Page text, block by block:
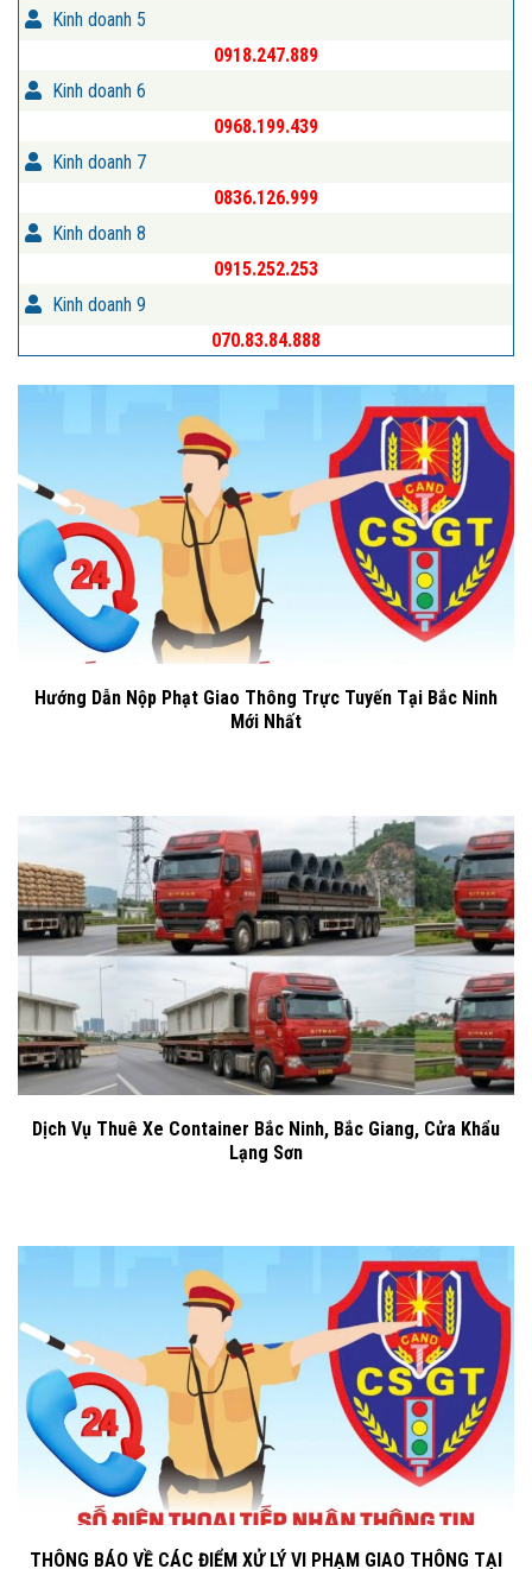
Kinh doanh 5
0918.247.889
Kinh doanh 6
0968.199.439
Kinh doanh 7
0836.126.999
Kinh doanh 8
0915.252.253
Kinh doanh 9
070.83.84.888
Hướng Dẫn Nộp Phạt Giao Thông Trực Tuyến Tại Bắc Ninh
Mới Nhất
Dịch Vụ Thuê Xe Container Bắc Ninh, Bắc Giang, Cửa Khẩu
Lạng Sơn
THÔNG BÁO VỀ CÁC ĐIỂM XỬ LÝ VI PHẠM GIAO THÔNG TẠI